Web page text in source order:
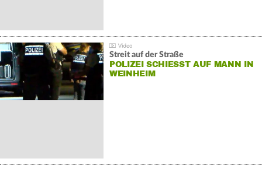
Streit auf der Straße
POLIZEI SCHIESST AUF MANN IN W
EINHEIM